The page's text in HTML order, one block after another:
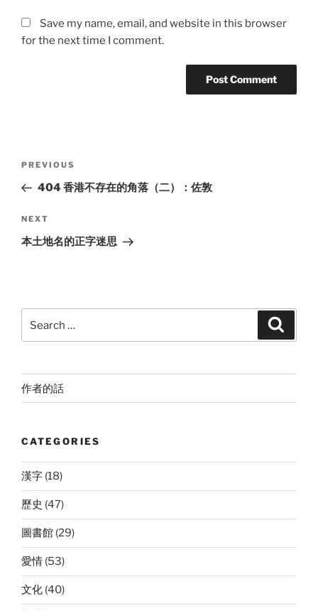
Save my name, email, and website in this browser
for the next time I comment.
Previous
Post
PREVIOUS
404 香港不存在的角落（二）：佐敦
Next
Post
NEXT
本土地名的正字迷思
作者的話
CATEGORIES
漢字 (18)
歷史 (47)
圖書館 (29)
愛情 (53)
文化 (40)